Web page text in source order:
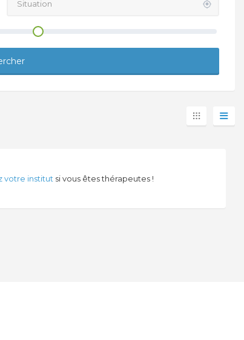
votre institut si vous êtes thérapeutes !